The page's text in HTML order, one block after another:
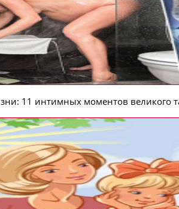
11 интимных моментов великого